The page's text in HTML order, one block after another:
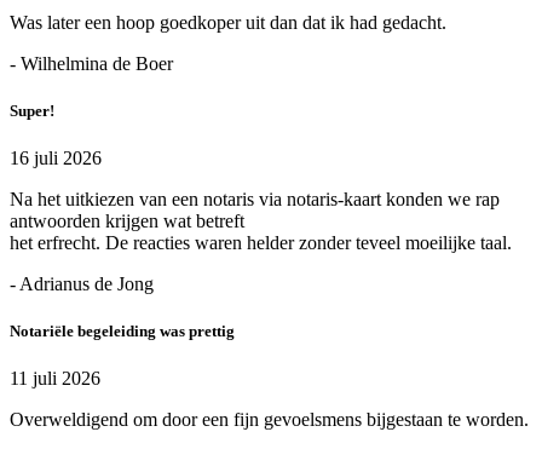
Was later een hoop goedkoper uit dan dat ik had gedacht.
- Wilhelmina de Boer
Super!
16 juli 2026
Na het uitkiezen van een notaris via notaris-kaart konden we rap
antwoorden krijgen wat betreft
het erfrecht. De reacties waren helder zonder teveel moeilijke taal.
- Adrianus de Jong
Notariële begeleiding was prettig
11 juli 2026
Overweldigend om door een fijn gevoelsmens bijgestaan te worden.